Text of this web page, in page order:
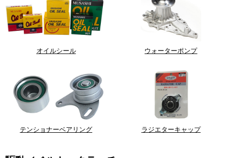
オイルシール ウォーターポンプ
テンショナーベアリング ラジエターキャップ